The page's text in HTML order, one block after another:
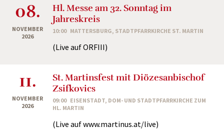
08.
NOVEMBER
2026
Hl. Messe am 32. Sonntag im
Jahreskreis
10:00 MATTERSBURG, STADTPFARRKIRCHE ST. MARTIN
(Live auf ORFIII)
11.
NOVEMBER
2026
St. Martinsfest mit Diözesanbischof
Zsifkovics
09:00 EISENSTADT, DOM- UND STADTPFARRKIRCHE ZUM
HL. MARTIN
(Live auf www.martinus.at/live)